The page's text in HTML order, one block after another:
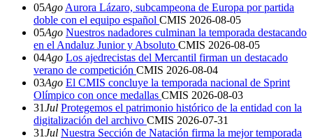
05Ago Aurora Lázaro, subcampeona de Europa por partida
doble con el equipo español CMIS 2026-08-05
05Ago Nuestros nadadores culminan la temporada destacando
en el Andaluz Junior y Absoluto CMIS 2026-08-05
04Ago Los ajedrecistas del Mercantil firman un destacado
verano de competición CMIS 2026-08-04
03Ago El CMIS concluye la temporada nacional de Sprint
Olímpico con once medallas CMIS 2026-08-03
31Jul Protegemos el patrimonio histórico de la entidad con la
digitalización del archivo CMIS 2026-07-31
31Jul Nuestra Sección de Natación firma la mejor temporada